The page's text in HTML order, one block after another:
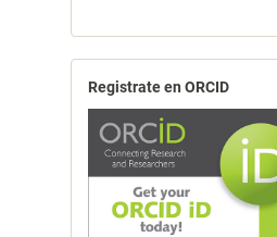
Registrate en ORCID